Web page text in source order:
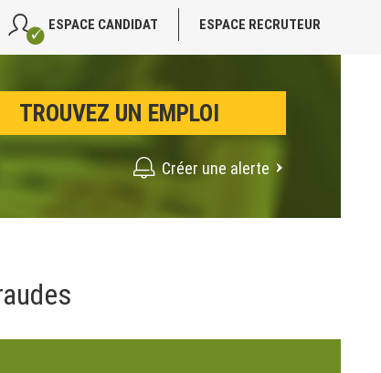
ESPACE CANDIDAT ESPACE RECRUTEUR
Créer une alerte